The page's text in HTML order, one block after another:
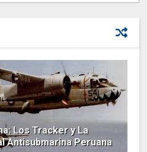
Los Tracker y La
Antisubmarina Peruana